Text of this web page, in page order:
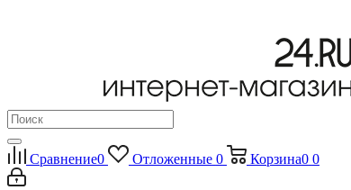
Сравнение0 Отложенные 0 Корзина0 0